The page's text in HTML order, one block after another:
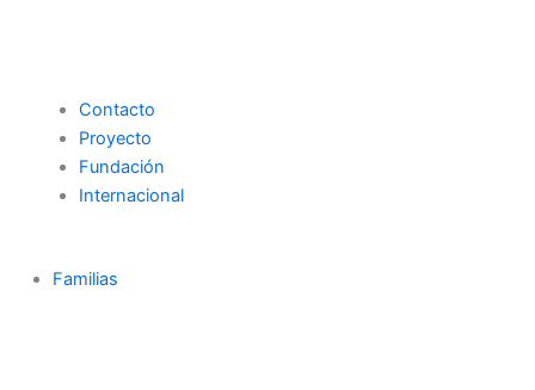
Contacto
Proyecto
Fundación
Internacional
Familias